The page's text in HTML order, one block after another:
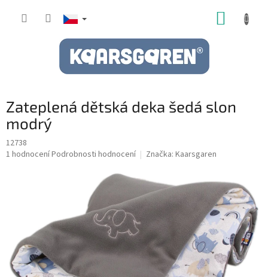
Zateplená dětská deka šedá slon
modrý
12738
Průměrné
hvězdiček.
1 hodnoceníPodrobnosti hodnocení Značka: Kaarsgaren